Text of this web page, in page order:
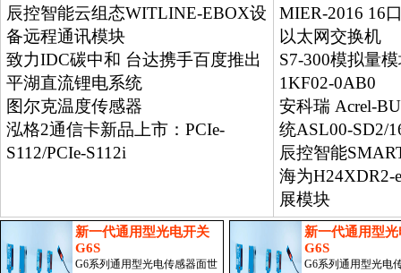
辰控智能云组态WITLINE-EBOX设
备远程通讯模块
致力IDC碳中和 台达携手百度推出
平湖直流锂电系统
图尔克温度传感器
泓格2通信卡新品上市：PCIe-
S112/PCIe-S112i
MIER-2016 16
以太网交换机
S7-300模拟量
1KF02-0AB0
安科瑞 Acrel-
统ASL00-SD2/
辰控智能
海为H24XDR2-
展模块
新一代通用型光电开关
G6S
G6系列通用型光电传感器面世
新一代通用型
G6S
G6系列通用型光电